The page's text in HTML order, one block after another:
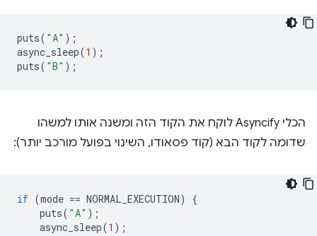
puts( "A" );
async_sleep(1 );
puts( "B" );
הכלי Asyncify לוקח את הקוד הזה ומשנה אותו למשהו
שדומה לקוד הבא (קוד פסאודו, השינוי בפועל מורכב יותר):
if (mode == NORMAL_EXECUTION)
{
puts( "A" );
async_sleep(1 );